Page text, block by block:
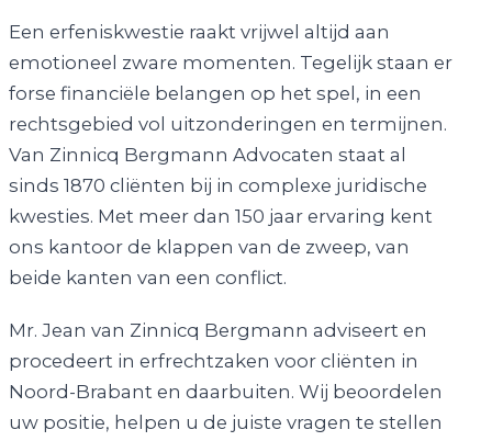
Een erfeniskwestie raakt vrijwel altijd aan
emotioneel zware momenten. Tegelijk staan er
forse financiële belangen op het spel, in een
rechtsgebied vol uitzonderingen en termijnen.
Van Zinnicq Bergmann Advocaten staat al
sinds 1870 cliënten bij in complexe juridische
kwesties. Met meer dan 150 jaar ervaring kent
ons kantoor de klappen van de zweep, van
beide kanten van een conflict.
Mr. Jean van Zinnicq Bergmann adviseert en
procedeert in erfrechtzaken voor cliënten in
Noord-Brabant en daarbuiten. Wij beoordelen
uw positie, helpen u de juiste vragen te stellen